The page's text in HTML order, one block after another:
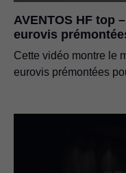
AVENTOS HF top
eurovis
Cette vidéo montre le
eurovis prémontées